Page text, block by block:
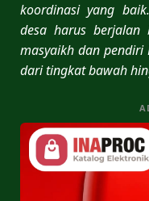
koordinasi yang
desa harus berjalan
masyaikh dan
dari tingkat bawah